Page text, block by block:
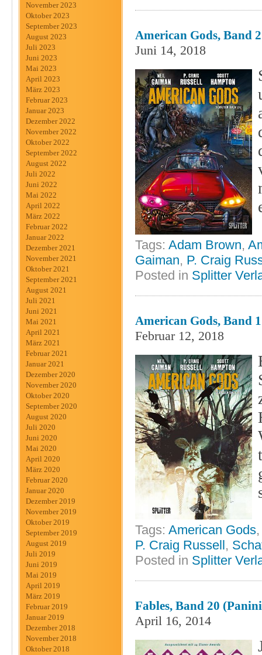
November 2023
Oktober 2023
September 2023
August 2023
Juli 2023
Juni 2023
Mai 2023
April 2023
März 2023
Februar 2023
Januar 2023
Dezember 2022
November 2022
Oktober 2022
September 2022
August 2022
Juli 2022
Juni 2022
Mai 2022
April 2022
März 2022
Februar 2022
Januar 2022
Dezember 2021
November 2021
Oktober 2021
September 2021
August 2021
Juli 2021
Juni 2021
Mai 2021
April 2021
März 2021
Februar 2021
Januar 2021
Dezember 2020
November 2020
Oktober 2020
September 2020
August 2020
Juli 2020
Juni 2020
Mai 2020
April 2020
März 2020
Februar 2020
Januar 2020
Dezember 2019
November 2019
Oktober 2019
September 2019
August 2019
Juli 2019
Juni 2019
Mai 2019
April 2019
März 2019
Februar 2019
Januar 2019
Dezember 2018
November 2018
Oktober 2018
American Gods, Band
Juni 14, 2018
Tags: Adam Brown,
Gaiman, P. Craig
Posted in Splitter
American Gods, Band
Februar 12, 2018
Tags: American Gods
P. Craig Russell ,
Posted in Splitter
Fables, Band 20
April 16, 2014